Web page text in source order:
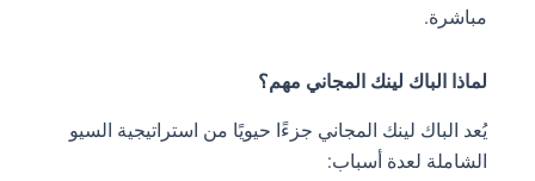
مباشرة.
لماذا الباك لينك المجاني مهم؟
يُعد الباك لينك المجاني جزءًا حيويًا من استراتيجية السيو
الشاملة لعدة أسباب: